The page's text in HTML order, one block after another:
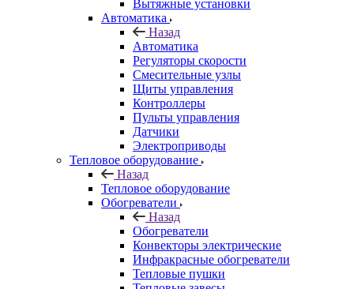
Вытяжные установки
Автоматика
Назад
Автоматика
Регуляторы скорости
Смесительные узлы
Щиты управления
Контроллеры
Пульты управления
Датчики
Электроприводы
Тепловое оборудование
Назад
Тепловое оборудование
Обогреватели
Назад
Обогреватели
Конвекторы электрические
Инфракрасные обогреватели
Тепловые пушки